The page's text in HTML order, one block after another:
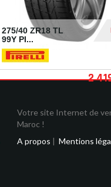
275/40 ZR18 TL
99Y PI...
2
Votre site Internet de
Maroc !
A propos | Mentions